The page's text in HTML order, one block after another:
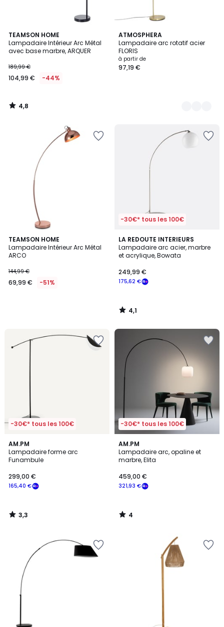
TEAMSON HOME
Lampadaire Intérieur Arc Métal
avec base marbre, ARQUER
189,99 €
104,99 € -44%
4,8
/ 5
4,8
/
ATMOSPHERA
Lampadaire arc rotatif acier
FLORIS
à partir de
97,19 €
2
Couleurs
TEAMSON HOME
Lampadaire Intérieur Arc Métal
ARCO
144,99 €
69,99 € -51%
-30€* tous les 100€
LA REDOUTE INTERIEURS
Lampadaire arc acier, marbre
et acrylique, Bowata
175,62 €
249,99 €
4,1
/ 5
4,1
/
-30€* tous les 100€
AM.PM
Lampadaire forme arc
Funambule
165,40 €
299,00 €
3,3
/ 5
3,3
/
-30€* tous les 100€
AM.PM
Lampadaire arc, opaline et
marbre, Elita
321,93 €
459,00 €
4
/
5
4
/